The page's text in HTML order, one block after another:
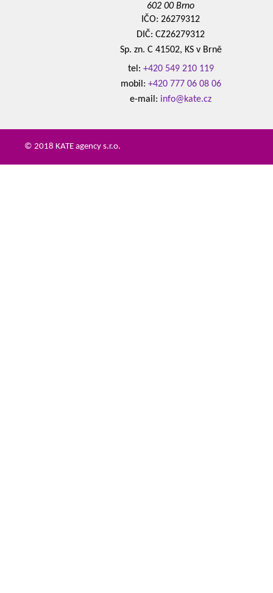
602 00 Brno
IČO: 26279312
DIČ: CZ26279312
Sp. zn. C 41502, KS v Brně
tel: +420 549 210 119
mobil: +420 777 06 08 06
e-mail: info@kate.cz
© 2018 KATE agency s.r.o.